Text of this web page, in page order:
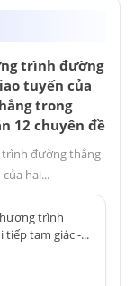
trình đường
tuyến của
trong
12 chuyên đề
đường thẳng
hai...
trình
tam giác -...